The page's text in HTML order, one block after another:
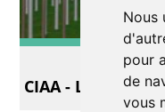
Nous
pour
de
vous
CIAA - Les